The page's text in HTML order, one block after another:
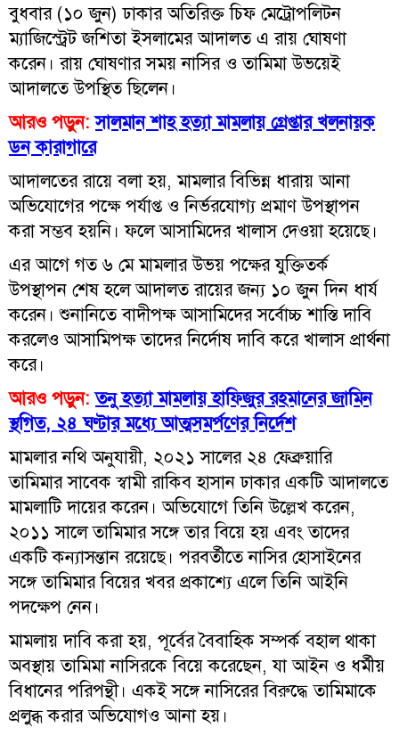
বুধবার (১০ জুন) ঢাকার অতিরিক্ত চিফ মেট্রোপলিটন
ম্যাজিস্ট্রেট জশিতা ইসলামের আদালত এ রায় ঘোষণা
করেন। রায় ঘোষণার সময় নাসির ও তামিমা উভয়েই
আদালতে উপস্থিত ছিলেন।
আরও পড়ুন: সালমান শাহ হত্যা মামলায় গ্রেপ্তার খলনায়ক
ডন কারাগারে
আদালতের রায়ে বলা হয়, মামলার বিভিন্ন ধারায় আনা
অভিযোগের পক্ষে পর্যাপ্ত ও নির্ভরযোগ্য প্রমাণ উপস্থাপন
করা সম্ভব হয়নি। ফলে আসামিদের খালাস দেওয়া হয়েছে।
এর আগে গত ৬ মে মামলার উভয় পক্ষের যুক্তিতর্ক
উপস্থাপন শেষ হলে আদালত রায়ের জন্য ১০ জুন দিন ধার্য
করেন। শুনানিতে বাদীপক্ষ আসামিদের সর্বোচ্চ শাস্তি দাবি
করলেও আসামিপক্ষ তাদের নির্দোষ দাবি করে খালাস প্রার্থনা
করে।
আরও পড়ুন: তনু হত্যা মামলায় হাফিজুর রহমানের জামিন
স্থগিত, ২৪ ঘণ্টার মধ্যে আত্মসমর্পণের নির্দেশ
মামলার নথি অনুযায়ী, ২০২১ সালের ২৪ ফেব্রুয়ারি
তামিমার সাবেক স্বামী রাকিব হাসান ঢাকার একটি আদালতে
মামলাটি দায়ের করেন। অভিযোগে তিনি উল্লেখ করেন,
২০১১ সালে তামিমার সঙ্গে তার বিয়ে হয় এবং তাদের
একটি কন্যাসন্তান রয়েছে। পরবর্তীতে নাসির হোসাইনের
সঙ্গে তামিমার বিয়ের খবর প্রকাশ্যে এলে তিনি আইনি
পদক্ষেপ নেন।
মামলায় দাবি করা হয়, পূর্বের বৈবাহিক সম্পর্ক বহাল থাকা
অবস্থায় তামিমা নাসিরকে বিয়ে করেছেন, যা আইন ও ধর্মীয়
বিধানের পরিপন্থী। একই সঙ্গে নাসিরের বিরুদ্ধে তামিমাকে
প্রলুব্ধ করার অভিযোগও আনা হয়।